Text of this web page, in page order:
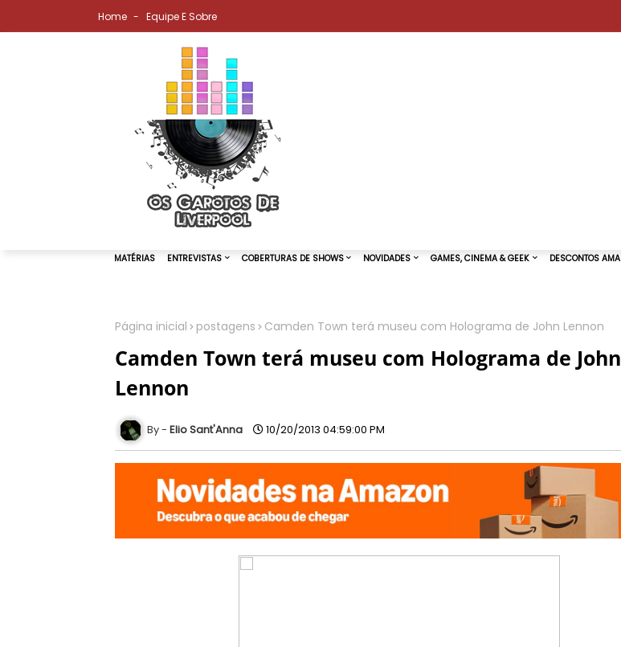
Home Equipe E Sobre
Página inicial postagens Camden Town terá museu com Holograma de John Lennon
Camden Town terá museu com Holograma de John
Lennon
Elio Sant'Anna 10/20/2013 04:59:00 PM